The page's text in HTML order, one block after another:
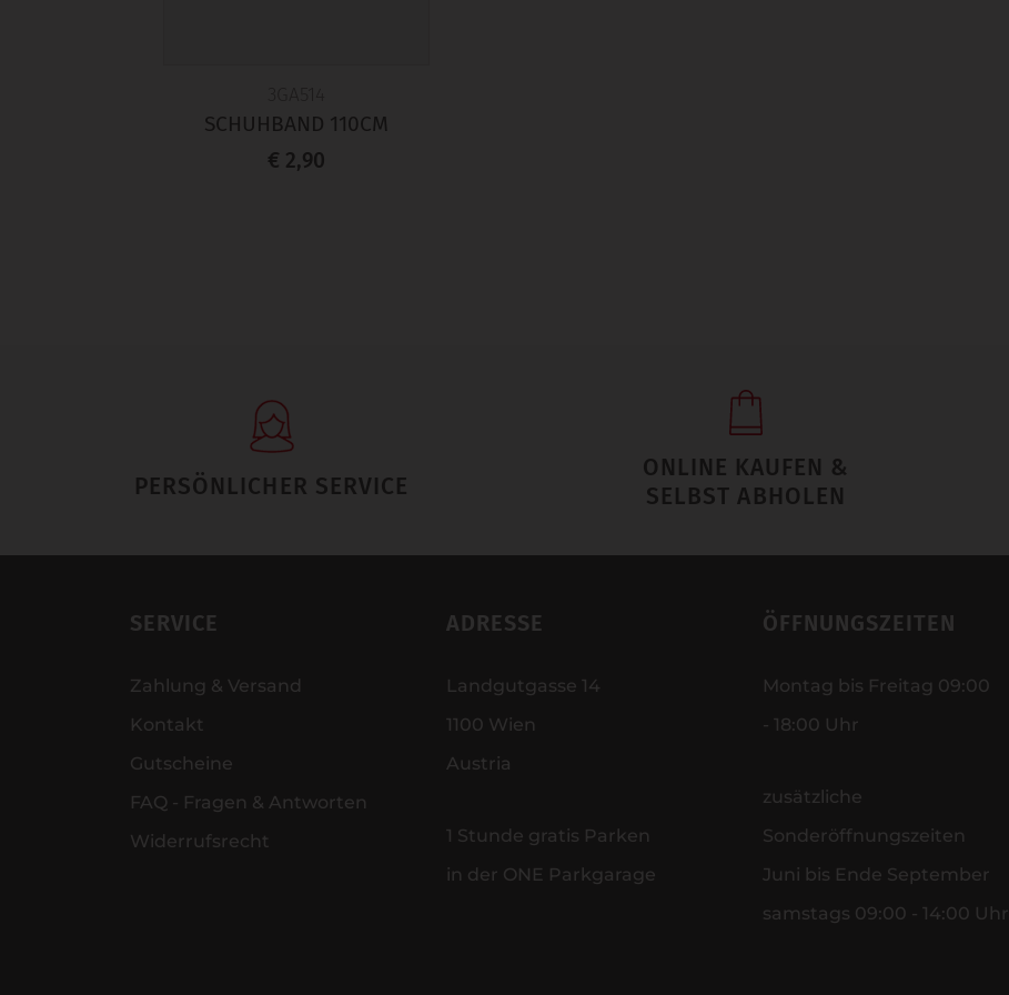
SCHUHBAND 110CM
€ 2,90
PERSÖNLICHER SERVICE
ONLINE KAUFEN &
SELBST ABHOLEN
SERVICE
Zahlung & Versand
Kontakt
Gutscheine
FAQ - Fragen & Antworten
Widerrufsrecht
ADRESSE
Landgutgasse 14
1100 Wien
Austria
1 Stunde gratis Parken
in der ONE Parkgarage
ÖFFNUNGSZEITEN
Montag bis Freitag 09:00
- 18:00 Uhr
zusätzliche
Sonderöffnungszeiten
Juni bis Ende September
samstags 09:00 - 14:00 Uhr